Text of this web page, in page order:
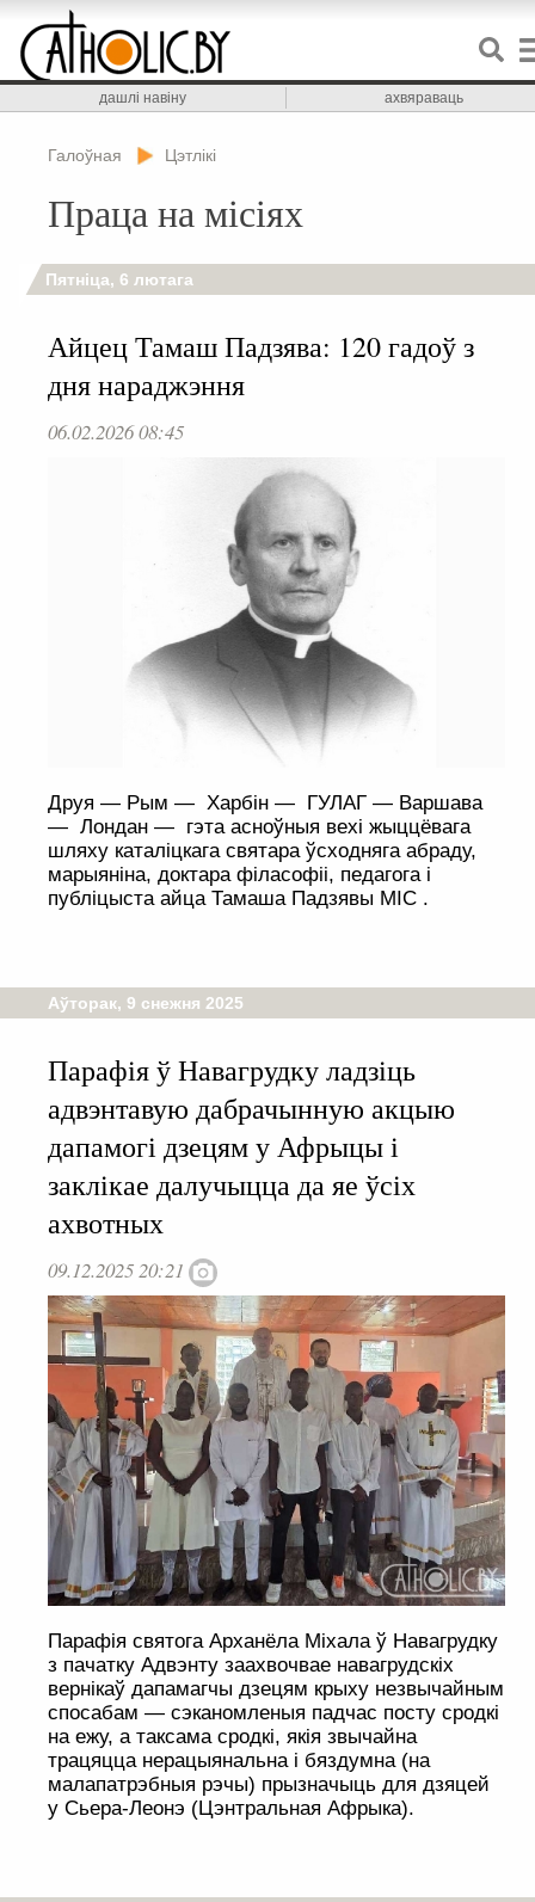
дашлі навіну ахвяраваць
Галоўная Цэтлікі
Праца на місіях
Пятніца, 6 лютага
Айцец Тамаш Падзява: 120 гадоў з
дня нараджэння
06.02.2026 08:45
Друя — Рым — Харбін — ГУЛАГ — Варшава
— Лондан — гэта асноўныя вехі жыццёвага
шляху каталіцкага святара ўсходняга абраду,
марыяніна, доктара філасофіі, педагога і
публіцыста айца Тамаша Падзявы MIC .
Аўторак, 9 снежня 2025
Парафія ў Навагрудку ладзіць
адвэнтавую дабрачынную акцыю
дапамогі дзецям у Афрыцы і
заклікае далучыцца да яе ўсіх
ахвотных
09.12.2025 20:21
Парафія святога Арханёла Міхала ў Навагрудку
з пачатку Адвэнту заахвочвае навагрудскіх
вернікаў дапамагчы дзецям крыху незвычайным
спосабам — сэканомленыя падчас посту сродкі
на ежу, а таксама сродкі, якія звычайна
трацяцца нерацыянальна і бяздумна (на
малапатрэбныя рэчы) прызначыць для дзяцей
у Сьера-Леонэ (Цэнтральная Афрыка).